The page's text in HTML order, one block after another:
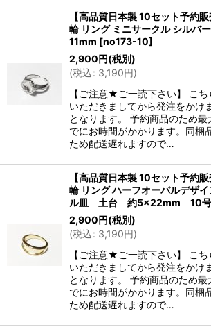
【高品質日本製 10セット予約
輪 リング ミニサークル シルバ
11mm [no173-10]
2,900円(税別)
(税込: 3,190円)
【ご注意★ご一読下さい】 こ
いただきましてから発注をかけ
となります。 予約商品のため最
でにお時間がかかります。同梱
ため配送遅れますので…
【高品質日本製 10セット予約
輪 リング ハーフオーバルデザ
ル皿 土台 約5×22mm 10号
2,900円(税別)
(税込: 3,190円)
【ご注意★ご一読下さい】 こ
いただきましてから発注をかけ
となります。 予約商品のため最
でにお時間がかかります。同梱
ため配送遅れますので…